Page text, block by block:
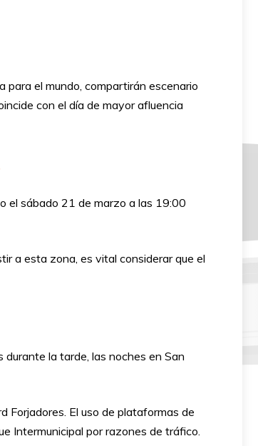
para el mundo, compartirán escenario
con el día de mayor afluencia
el sábado 21 de marzo a las 19:00
a esta zona, es vital considerar que el
la tarde, las noches en San
Forjadores. El uso de plataformas de
Intermunicipal por razones de tráfico.